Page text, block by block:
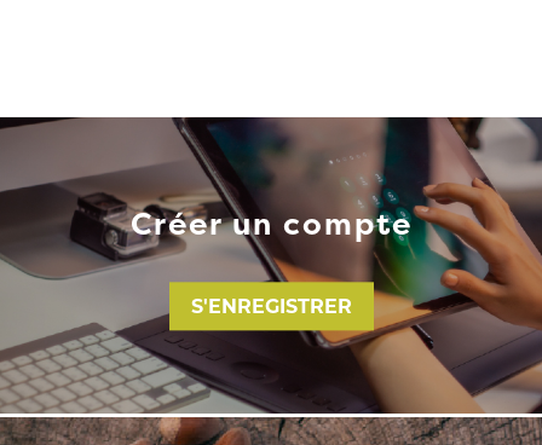
Créer un compte
S'ENREGISTRER